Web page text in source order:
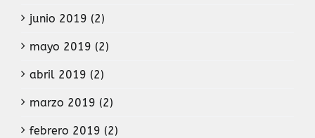
junio 2019 (2)
mayo 2019 (2)
abril 2019 (2)
marzo 2019 (2)
febrero 2019 (2)